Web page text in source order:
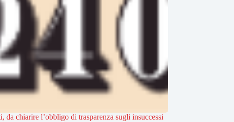
da chiarire l’obbligo di trasparenza sugli insuccessi